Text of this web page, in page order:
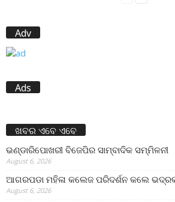
Adv
Ads
ଖବର ଏବେ ଏବେ
ଭଣ୍ଡାରିପୋଖରୀ ବିଜେପିର ସାମ୍ବାଦିକ ସମ୍ମିଳନୀ
August 6, 2026
ଆଗରପଡା ମହିଳା କଲେଜ ପରିଦର୍ଶନ କଲେ
August 6, 2026